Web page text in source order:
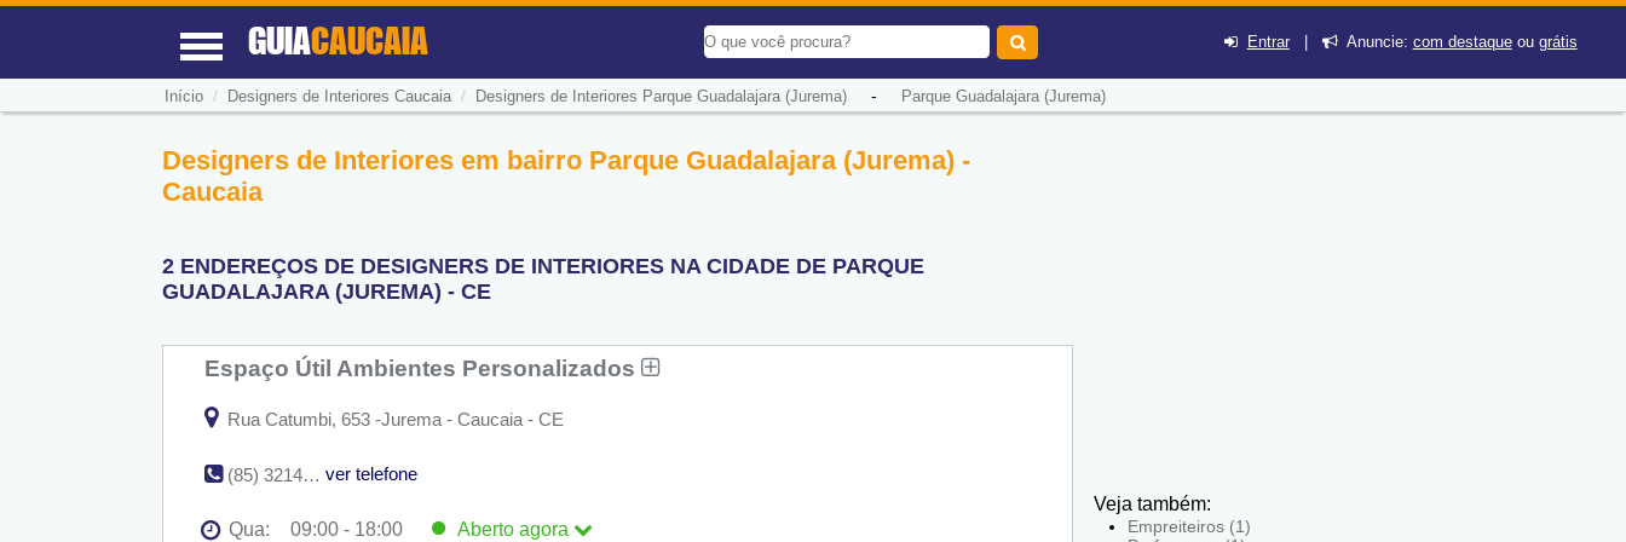
GUIACAUCAIA Entrar| Anuncie: com destaqueou grátis
Início / Designers de Interiores Caucaia/ Designers de Interiores Parque Guadalajara (Jurema)- Parque Guadalajara (Jurema)
Designers de Interiores em bairro Parque Guadalajara (Jurema) -
Caucaia
2 ENDEREÇOS DE DESIGNERS DE INTERIORES NA CIDADE DE PARQUE
GUADALAJARA (JUREMA) - CE
Espaço Útil Ambientes Personalizados
Rua Catumbi, 653 -Jurema - Caucaia - CE
(85) 3214-1315 ver telefone
Qua: 09:00 - 18:00 Aberto agora
Veja também:
Empreiteiros (1)